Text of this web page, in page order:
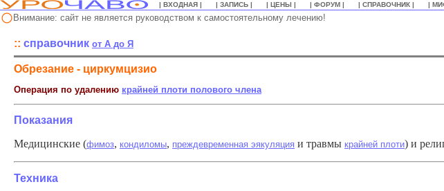
| ВХОДНАЯ | | ЗАПИСЬ | | ЦЕНЫ | | ФОРУМ | | СПРАВОЧНИК | |
Внимание: сайт не является руководством к самостоятельному лечению!
:: справочник от А до Я
Обрезание - циркумцизио
Операция по удалению крайней плоти полового члена
Показания
Медицинские (фимоз, кондиломы, преждевременная эякуляция и травмы крайней плоти) и
Техника